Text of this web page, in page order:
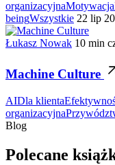
organizacyjnaMotywacja
beingWszystkie 22 lip
Łukasz Nowak 10 min
Machine Culture
AIDla klienta
organizacyjna
Blog
Polecane